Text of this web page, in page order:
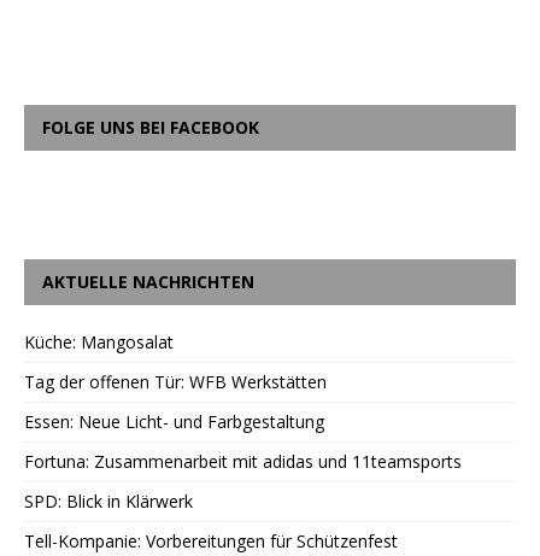
FOLGE UNS BEI FACEBOOK
AKTUELLE NACHRICHTEN
Küche: Mangosalat
Tag der offenen Tür: WFB Werkstätten
Essen: Neue Licht- und Farbgestaltung
Fortuna: Zusammenarbeit mit adidas und 11teamsports
SPD: Blick in Klärwerk
Tell-Kompanie: Vorbereitungen für Schützenfest